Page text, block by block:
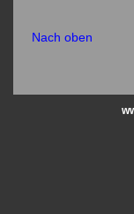
Nach oben